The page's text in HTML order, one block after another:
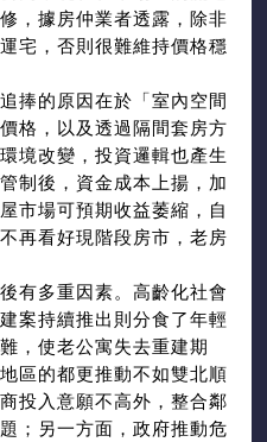
，據房仲業者透露，除非
宅，否則很難維持價格穩
捧的原因在於「室內空間
格，以及透過隔間套房方
境改變，投資邏輯也產生
制後，資金成本上揚，加
市場可預期收益萎縮，自
再看好現階段房市，老房
有多重因素。高齡化社會
案持續推出則分食了年輕
，使老公寓失去重建期
區的都更推動不如雙北順
投入意願不高外，整合鄰
；另一方面，政府推動危